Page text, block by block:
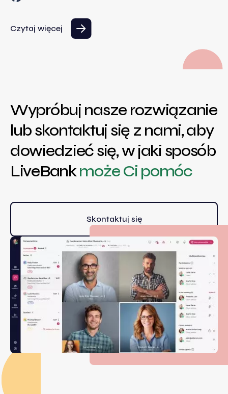
Czytaj więcej
Wypróbuj nasze rozwiązanie
lub skontaktuj się z nami, aby
dowiedzieć się, w jaki sposób
LiveBankmoże Ci pomóc
Skontaktuj się